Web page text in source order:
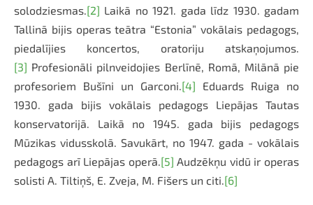
solodziesmas.[2] Laikā no 1921. gada līdz 1930. gadam
Tallinā bijis operas teātra “Estonia” vokālais pedagogs,
piedalījies koncertos, oratoriju atskaņojumos.
[3] Profesionāli pilnveidojies Berlīnē, Romā, Milānā pie
profesoriem Bušīni un Garconi.[4] Eduards Ruiga no
1930. gada bijis vokālais pedagogs Liepājas Tautas
konservatorijā. Laikā no 1945. gada bijis pedagogs
Mūzikas vidusskolā. Savukārt, no 1947. gada - vokālais
pedagogs arī Liepājas operā.[5] Audzēkņu vidū ir operas
solisti A. Tiltiņš, E. Zveja, M. Fišers un citi.[6]